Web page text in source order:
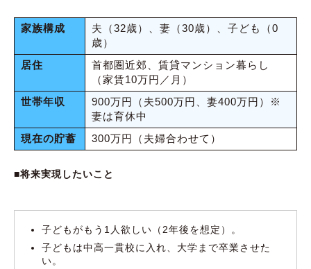
家族構成
夫（32歳）、妻（30歳）、子ども（0
歳）
居住
首都圏近郊、賃貸マンション暮らし
（家賃10万円／月）
世帯年収
900万円（夫500万円、妻400万円）※
妻は育休中
現在の貯蓄
300万円（夫婦合わせて）
■将来実現したいこと
子どもがもう1人欲しい（2年後を想定）。
子どもは中高一貫校に入れ、大学まで卒業させた
い。